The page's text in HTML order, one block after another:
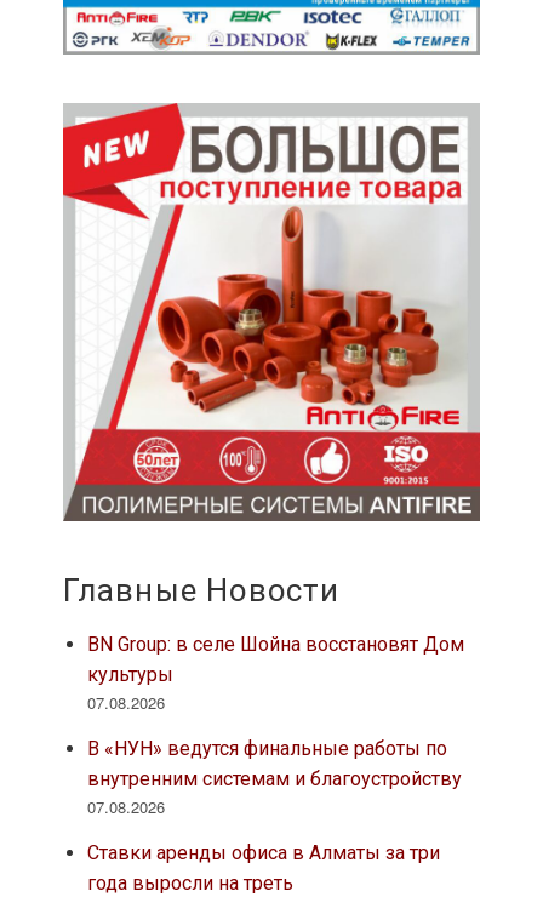
Главные Новости
BN Group: в селе Шойна восстановят Дом
культуры
07.08.2026
В «НУН» ведутся финальные работы по
внутренним системам и благоустройству
07.08.2026
Ставки аренды офиса в Алматы за три
года выросли на треть